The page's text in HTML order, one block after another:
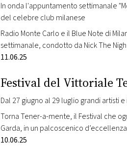
In onda l'appuntamento settimanale "Monte Carlo Nights, Live dal Blue Note": con Nick The Nightfly, in diretta dal palco
del celebre club milanese
Radio Monte Carlo e il Blue Note di
settimanale, condotto da Nick The
Milano, la miglior musica italiana ed
11.06.25
Festival del Vittoriale
Dal 27 giugno al 29 luglio grandi artisti
Torna Tener-a-mente, il Festival che
Garda, in un palcoscenico
concerti e l’evento speciale Più Luce!
10.06.25